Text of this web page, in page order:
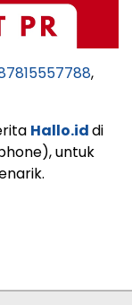
,
Hallo.iddi
untuk